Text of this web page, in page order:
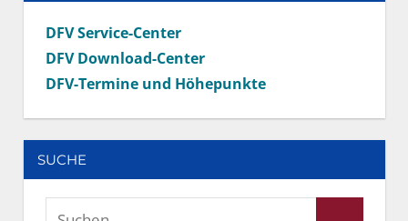
DFV Service-Center
DFV Download-Center
DFV-Termine und Höhepunkte
SUCHE
Suchen